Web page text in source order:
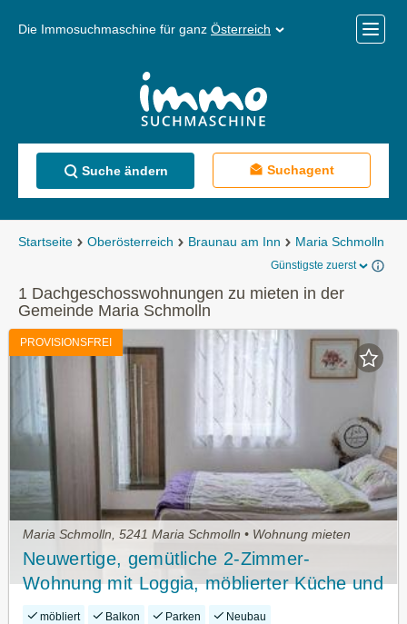
Die Immosuchmaschine für ganz Österreich
Menü
Suche ändern Suchagent
Startseite Oberösterreich Braunau am Inn Maria Schmolln
Günstigste zuerst
1 Dachgeschosswohnungen zu mieten in der
Gemeinde Maria Schmolln
PROVISIONSFREI
Maria Schmolln, 5241 Maria Schmolln • Wohnung mieten
Neuwertige, gemütliche 2-Zimmer-
Wohnung mit Loggia, möblierter Küche und
Carport-Stellplatz in Maria Schmolln
möbliert Balkon Parken Neubau